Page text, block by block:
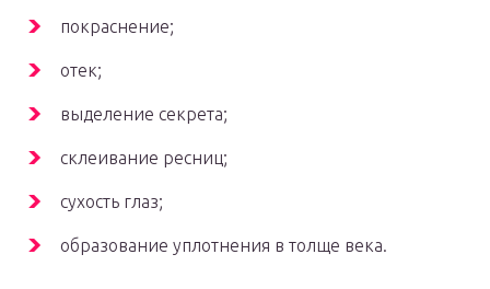
покраснение;
отек;
выделение секрета;
склеивание ресниц;
сухость глаз;
образование уплотнения в толще века.